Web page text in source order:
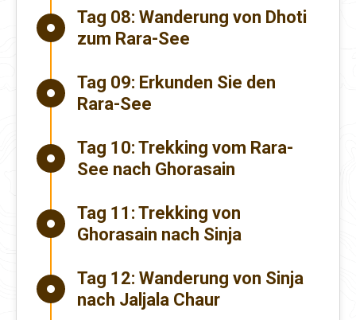
Tag 08: Wanderung von Dhoti
zum Rara-See
Tag 09: Erkunden Sie den
Rara-See
Tag 10: Trekking vom Rara-
See nach Ghorasain
Tag 11: Trekking von
Ghorasain nach Sinja
Tag 12: Wanderung von Sinja
nach Jaljala Chaur